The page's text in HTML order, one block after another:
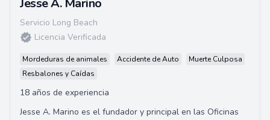
Jesse A. Marino
Servicio Long Beach
Licencia Verificada
Mordeduras de animales Accidente de Auto
Muerte Culposa
Resbalones y Caídas
18 años de experiencia
Jesse A. Marino es el fundador y principal en las Oficinas